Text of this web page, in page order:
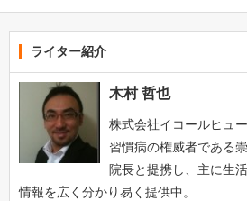
ライター紹介
木村 哲也
株式会社イコールヒュ
習慣病の権威者である
院長と提携し、主に生
情報を広く分かり易く提供中。